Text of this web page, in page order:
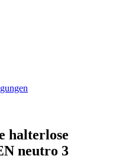
halterlose
neutro 3